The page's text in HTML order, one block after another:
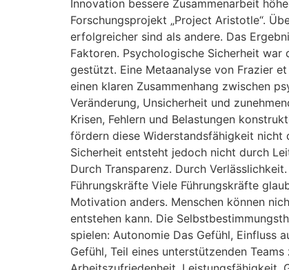
Innovation bessere Zusammenarbeit
Forschungsprojekt „Project Aristotle“.
erfolgreicher sind als andere. Das
Faktoren. Psychologische Sicherheit
gestützt. Eine Metaanalyse von Frazier
einen klaren Zusammenhang zwischen
Veränderung, Unsicherheit und
Krisen, Fehlern und Belastungen
fördern diese Widerstandsfähigkeit nicht
Sicherheit entsteht jedoch nicht durch
Durch Transparenz. Durch
Führungskräfte Viele Führungskräfte
Motivation anders. Menschen können
entstehen kann. Die
spielen: Autonomie Das Gefühl, Einfluss
Gefühl, Teil eines unterstützenden